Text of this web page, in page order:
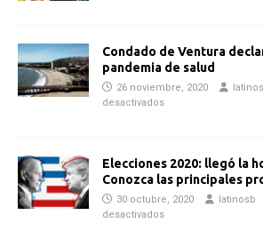
Condado de Ventura
pandemia de salud
26 noviembre, 2020
desactivados
Elecciones 2020: llegó la
Conozca las principales
30 octubre, 2020 latinosb
desactivados